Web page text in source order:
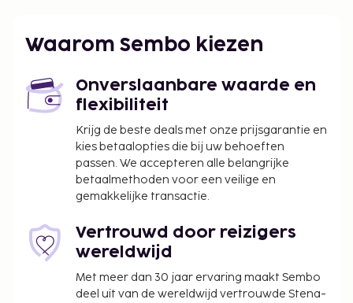
Charleroi (CRL-Brussel Zuid Charleroi) - 122,2 km
uitzicht kunt genieten, maar profiteer ook van
gratis wifi.
De volgende kosten dienen bij de accommodatie te
worden betaald. De kosten kunnen inclusief
toepasselijke belastingen zijn:
De stad heft de volgende belasting: EUR 4.50
We hebben alle kosten vermeld die de
Toeslag voor laat uitchecken: EUR 35 (onder
Waarom Sembo kiezen
Onverslaanbare waarde en
flexibiliteit
Krijg de beste deals met onze prijsgarantie en
kies betaalopties die bij uw behoeften
passen. We accepteren alle belangrijke
betaalmethoden voor een veilige en
gemakkelijke transactie.
Vertrouwd door reizigers
wereldwijd
Met meer dan 30 jaar ervaring maakt Sembo
deel uit van de wereldwijd vertrouwde Stena-